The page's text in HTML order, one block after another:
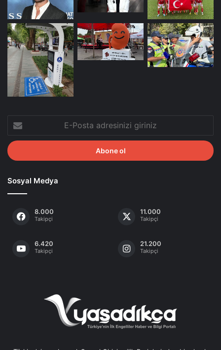
Posta
adresinizi
giriniz
Sosyal Medya
8.000
Takipçi
11.000
Takipçi
6.420
Takipçi
21.200
Takipçi